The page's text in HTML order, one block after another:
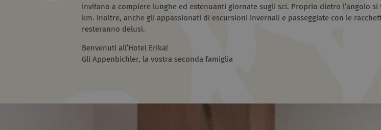
invitano a compiere lunghe ed estenuanti giornate sugli sci. Proprio dietro l’angolo
km. Inoltre, anche gli appassionati di escursioni invernali e passeggiate con le
resteranno delusi.
Benvenuti all’Hotel Erika!
Gli Appenbichler, la vostra seconda famiglia